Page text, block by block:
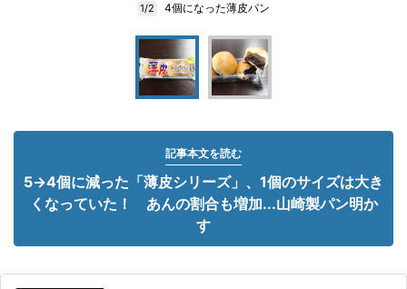
1/2 4個になった薄皮パン
記事本文を読む
5→4個に減った「薄皮シリーズ」、1個のサイズは大き
くなっていた！ あんの割合も増加...山崎製パン明か
す